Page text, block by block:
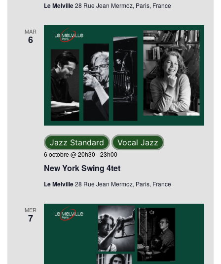
Le Melville28 Rue Jean Mermoz, Paris, France
MAR
6
New York Swing 4tet
6 octobre @ 20h30 -23h00
Jazz Standard Vocal Jazz
Le Melville28 Rue Jean Mermoz, Paris, France
MER
7